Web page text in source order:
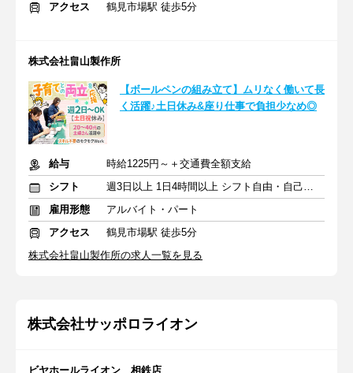
アクセス
鶴見市場駅 徒歩5分
株式会社畠山製作所
【ボールペンの組み立て】ムリなく働いて長
く活躍♪土日休み&座り仕事で負担少なめ◎
給与
時給1225円～＋交通費全額支給
シフト
週3日以上 1日4時間以上 シフト自由・自己申告
雇用形態
アルバイト・パート
アクセス
鶴見市場駅 徒歩5分
株式会社畠山製作所の求人一覧を見る
株式会社サッポロライオン
ビヤホールライオン 相鉄店